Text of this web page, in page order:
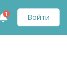
Войти
1